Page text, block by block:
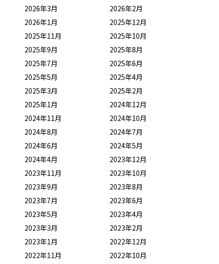
2026年3月
2026年2月
2026年1月
2025年12月
2025年11月
2025年10月
2025年9月
2025年8月
2025年7月
2025年6月
2025年5月
2025年4月
2025年3月
2025年2月
2025年1月
2024年12月
2024年11月
2024年10月
2024年8月
2024年7月
2024年6月
2024年5月
2024年4月
2023年12月
2023年11月
2023年10月
2023年9月
2023年8月
2023年7月
2023年6月
2023年5月
2023年4月
2023年3月
2023年2月
2023年1月
2022年12月
2022年11月
2022年10月